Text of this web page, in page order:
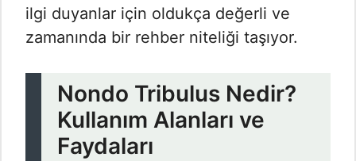
ilgi duyanlar için oldukça değerli ve
zamanında bir rehber niteliği taşıyor.
Nondo Tribulus Nedir?
Kullanım Alanları ve
Faydaları